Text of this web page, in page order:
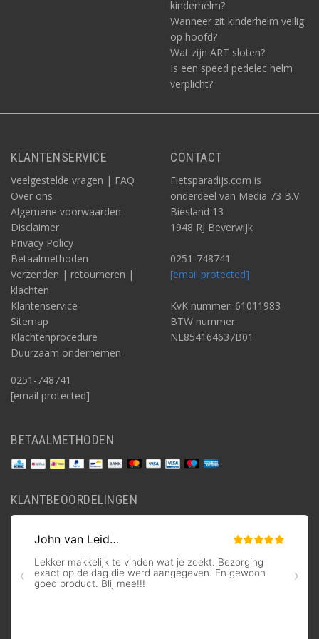
kinderhelm?
Wanneer zit kinderhelm veilig
op hoofd?
Wat zijn ART sloten?
Is een speed pedelec helm
verplicht?
KLANTENSERVICE
Veelgestelde vragen | FAQ
Over ons
Algemene voorwaarden
Disclaimer
Privacy Policy
Betaalmethoden
Verzenden | retourneren |
klachten
Klantenservice
Sitemap
Klachtenprocedure
Duurzaam ondernemen
0251-748741
[email protected]
CONTACT
Fietsparadijs.com is
onderdeel van Media 73 B.V.
Biesland 13
1948 RJ Beverwijk
0251-748741
[email protected]
KvK nummer: 61011983
BTW nummer:
NL854164637B01
BETAALMETHODEN
KLANTBEOORDELINGEN